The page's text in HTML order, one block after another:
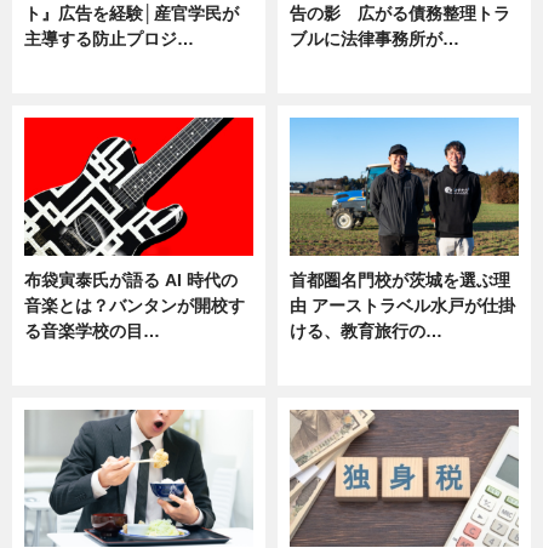
ト』広告を経験│産官学民が
主導する防止プロジ…
告の影 広がる債務整理トラ
ブルに法律事務所が…
布袋寅泰氏が語る AI 時代の
音楽とは？バンタンが開校す
る音楽学校の目…
首都圏名門校が茨城を選ぶ理
由 アーストラベル水戸が仕掛
ける、教育旅行の…